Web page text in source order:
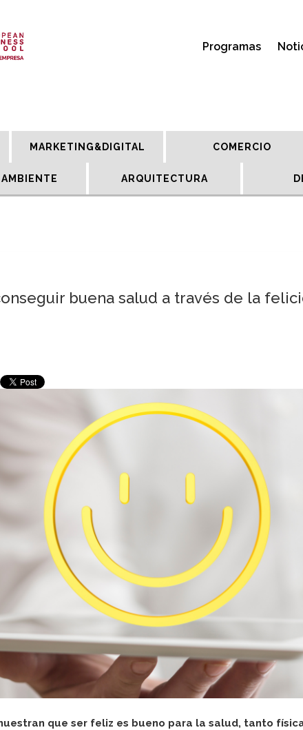
Programas
MARKETING&DIGITAL COMERCIO
AMBIENTE ARQUITECTURA
buena salud a través de la
que ser feliz es bueno para la salud, tanto